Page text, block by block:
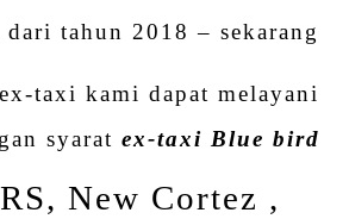
tahun 2018 – sekarang
taxi kami dapat melayani
syarat ex-taxi Blue bird
New Cortez ,